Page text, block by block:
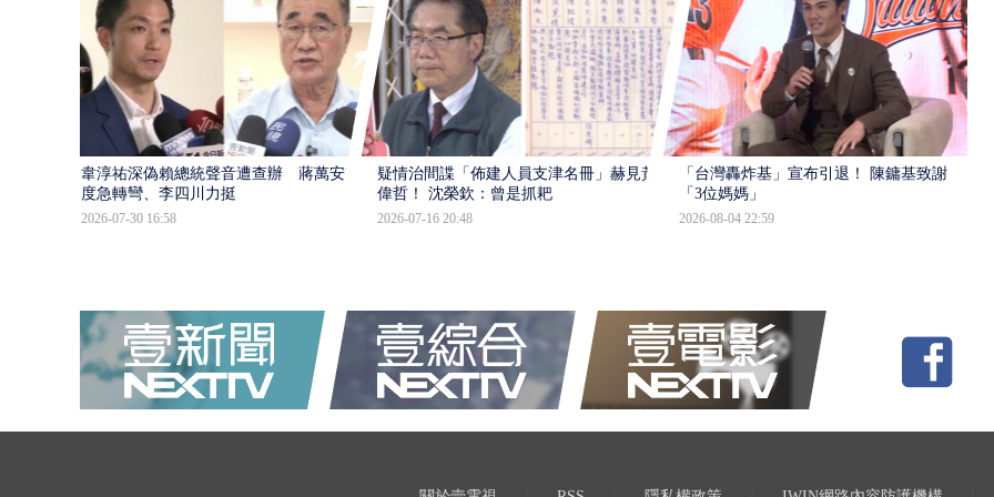
韋淳祐深偽賴總統聲音遭查辦 蔣萬安態
度急轉彎、李四川力挺
2026-07-30 16:58
疑情治間諜「佈建人員支津名冊」赫見黃
偉哲！ 沈榮欽：曾是抓耙
2026-07-16 20:48
「台灣轟炸基」宣布引退！ 陳鏞基致謝
「3位媽媽」
2026-08-04 22:59